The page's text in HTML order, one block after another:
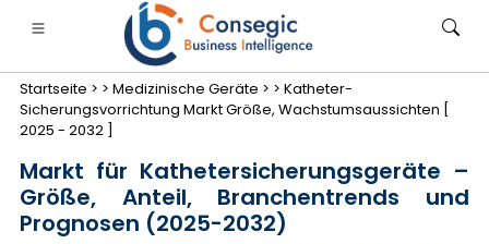
Finanzdienstleistungen und Versicherungen
• Konsumgüter• Energie und Strom
Startseite > > Medizinische Geräte > > Katheter-
Sicherungsvorrichtung Markt Größe, Wachstumsaussichten [
2025 - 2032 ]
Markt für Kathetersicherungsgeräte –
Größe, Anteil, Branchentrends und
Prognosen (2025-2032)